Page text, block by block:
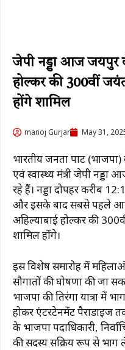
जेपी नड्डा आज जयपुर
होल्कर की 300वीं
होंगे शामिल
manoj Gurjar May 31,
भारतीय जनता पार्टी (भाजपा)
एवं स्वास्थ्य मंत्री जेपी
रहे हैं। नड्डा दोपहर करीब
और इसके बाद सबसे पहले
अहिल्याबाई होल्कर की
शामिल होंगे।
इस विशेष समारोह में
सौगातों की घोषणा की जा
भाजपा की तिरंगा यात्रा में
होकर एंटरटेनमेंट पैराडाइज
के भाजपा पदाधिकारी,
की सदस्य सक्रिय रूप से भाग